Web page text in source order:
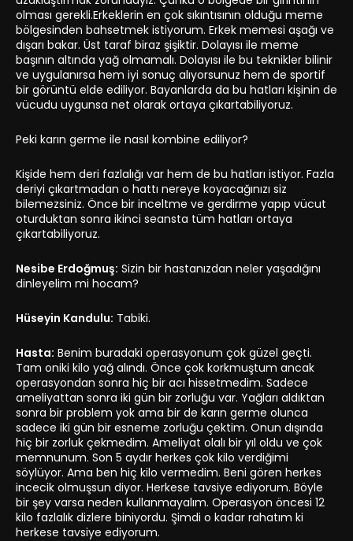
olması gerekli.Erkeklerin en çok sıkıntısının olduğu meme
bölgesinden bahsetmek istiyorum. Erkek memesi aşağı ve
dışarı bakar. Üst taraf biraz şişiktir. Dolayısı ile meme
başının altında yağ olmamalı. Dolayısı ile bu teknikler bilinir
ve uygulanırsa hem iyi sonuç alıyorsunuz hem de sportif
bir görüntü elde ediliyor. Bayanlarda da bu hatları kişinin de
vücudu uygunsa net olarak ortaya çıkartabiliyoruz.
Peki karın germe ile nasıl kombine ediliyor?
Kişide hem deri fazlalığı var hem de bu hatları istiyor. Fazla
deriyi çıkartmadan o hattı nereye koyacağınızı siz
bilemezsiniz. Önce bir inceltme ve gerdirme yapıp vücut
oturduktan sonra ikinci seansta tüm hatları ortaya
çıkartabiliyoruz.
Nesibe Erdoğmuş: Sizin bir hastanızdan neler yaşadığını
dinleyelim mi hocam?
Hüseyin Kandulu: Tabiki.
Hasta: Benim buradaki operasyonum çok güzel geçti.
Tam oniki kilo yağ alındı. Önce çok korkmuştum ancak
operasyondan sonra hiç bir acı hissetmedim. Sadece
ameliyattan sonra iki gün bir zorluğu var. Yağları aldıktan
sonra bir problem yok ama bir de karın germe olunca
sadece iki gün bir esneme zorluğu çektim. Onun dışında
hiç bir zorluk çekmedim. Ameliyat olalı bir yıl oldu ve çok
memnunum. Son 5 aydır herkes çok kilo verdiğimi
söylüyor. Ama ben hiç kilo vermedim. Beni gören herkes
incecik olmuşsun diyor. Herkese tavsiye ediyorum. Böyle
bir şey varsa neden kullanmayalım. Operasyon öncesi 12
kilo fazlalık dizlere biniyordu. Şimdi o kadar rahatım ki
herkese tavsiye ediyorum.